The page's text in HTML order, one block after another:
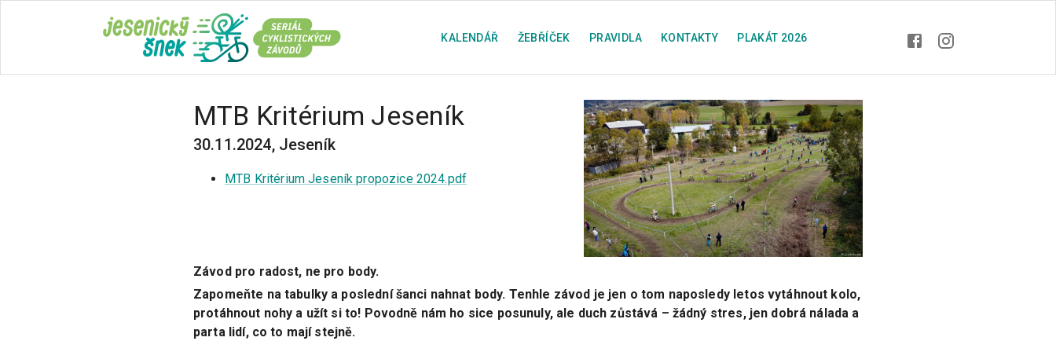
KALENDÁŘ ŽEBŘÍČEK PRAVIDLA KONTAKTY PLAKÁT 2026
MTB Kritérium Jeseník
30.11.2024, Jeseník
MTB Kritérium Jeseník propozice 2024.pdf
Závod pro radost, ne pro body.
Zapomeňte na tabulky a poslední šanci nahnat body. Tenhle závod je jen o tom naposledy letos vytáhnout kolo,
protáhnout nohy a užít si to! Povodně nám ho sice posunuly, ale duch zůstává – žádný stres, jen dobrá nálada a
parta lidí, co to mají stejně.